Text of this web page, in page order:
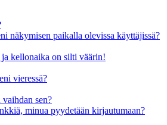
näkymisen paikalla olevissa käyttäjissä?
kellonaika on silti väärin!
vieressä?
sen?
minua pyydetään kirjautumaan?